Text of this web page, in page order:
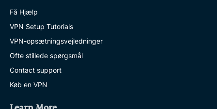
Få Hjælp
VPN Setup Tutorials
VPN-opsætningsvejledninger
Ofte stillede spørgsmål
Contact support
Køb en VPN